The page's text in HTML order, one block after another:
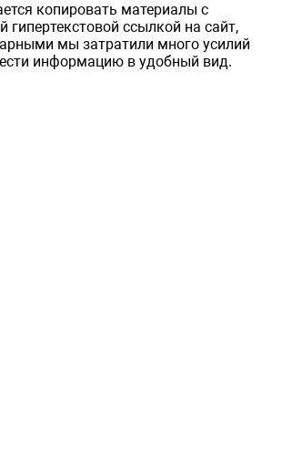
копировать материалы с
гипертекстовой ссылкой на сайт,
мы затратили много усилий
информацию в удобный вид.